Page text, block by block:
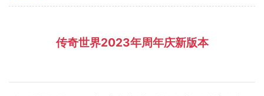
传奇世界2023年周年庆新版本